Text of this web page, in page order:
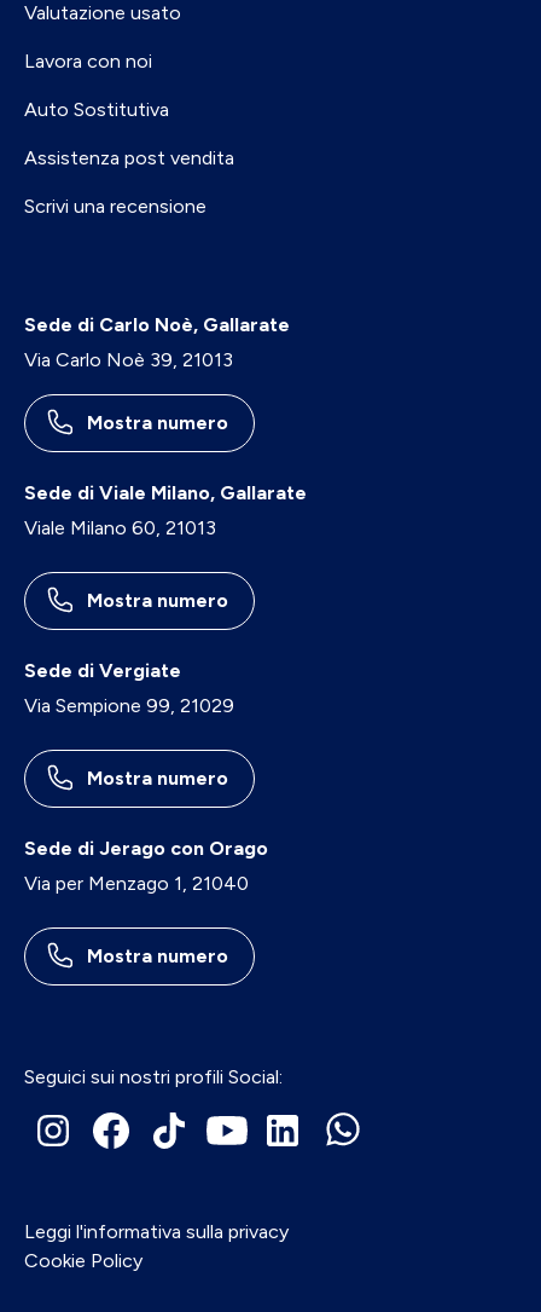
Valutazione usato
Lavora con noi
Auto Sostitutiva
Assistenza post vendita
Scrivi una recensione
Sede di Carlo Noè, Gallarate
Via Carlo Noè 39, 21013
Mostra numero
Sede di Viale Milano, Gallarate
Viale Milano 60, 21013
Mostra numero
Sede di Vergiate
Via Sempione 99, 21029
Mostra numero
Sede di Jerago con Orago
Via per Menzago 1, 21040
Mostra numero
Seguici sui nostri profili Social:
Leggi l'informativa sulla privacy
Cookie Policy